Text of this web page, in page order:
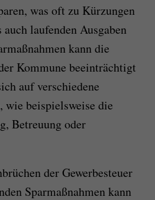
was oft zu Kürzungen
laufenden Ausgaben
kann die
Kommune beeinträchtigt
auf verschiedene
wie beispielsweise die
Betreuung oder
der Gewerbesteuer
Sparmaßnahmen kann